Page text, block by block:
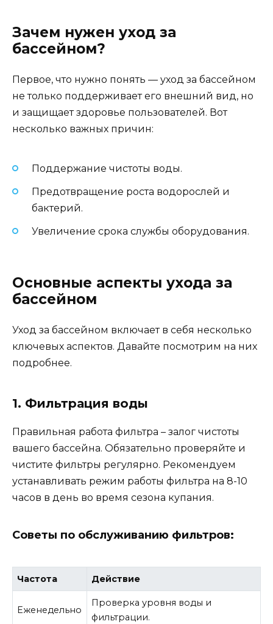
Зачем нужен уход за
бассейном?
Первое, что нужно понять — уход за бассейном
не только поддерживает его внешний вид, но
и защищает здоровье пользователей. Вот
несколько важных причин:
Поддержание чистоты воды.
Предотвращение роста водорослей и
бактерий.
Увеличение срока службы оборудования.
Основные аспекты ухода за
бассейном
Уход за бассейном включает в себя несколько
ключевых аспектов. Давайте посмотрим на них
подробнее.
1. Фильтрация воды
Правильная работа фильтра – залог чистоты
вашего бассейна. Обязательно проверяйте и
чистите фильтры регулярно. Рекомендуем
устанавливать режим работы фильтра на 8-10
часов в день во время сезона купания.
Советы по обслуживанию фильтров:
Частота Действие
Еженедельно
Проверка уровня воды и
фильтрации.